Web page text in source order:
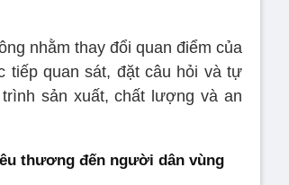
nhằm thay đổi quan điểm của
tiếp quan sát, đặt câu hỏi và tự
sản xuất, chất lượng và an
thương đến người dân vùng